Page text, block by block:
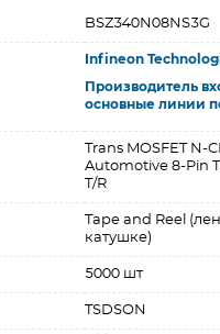
BSZ340N08NS3G
Infineon
Производитель
основные линии
Trans MOSFET N-
Automotive 8-Pin
T/R
Tape and Reel
катушке)
5000 шт
TSDSON